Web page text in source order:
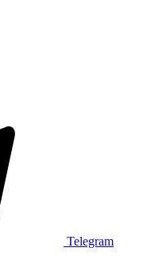
Telegram